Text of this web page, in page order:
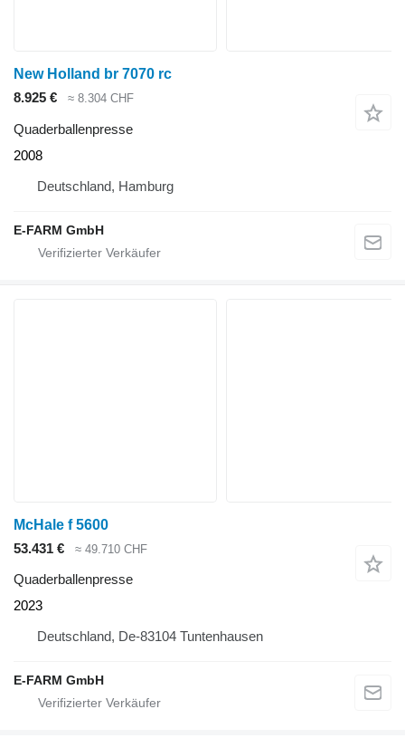
New Holland br 7070 rc
8.925 €
≈ 8.304 CHF
Quaderballenpresse
2008
Deutschland, Hamburg
E-FARM GmbH
McHale f 5600
53.431 €
≈ 49.710 CHF
Quaderballenpresse
2023
Deutschland, De-83104 Tuntenhausen
E-FARM GmbH